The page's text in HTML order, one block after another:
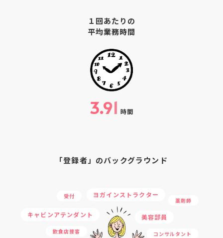
１回あたりの
平均業務時間
3.91 時間
「登録者」のバックグラウンド
飲食店接客
キャビンアテンダント
受付 ヨガインストラクター
薬剤師
美容部員
コンサルタント